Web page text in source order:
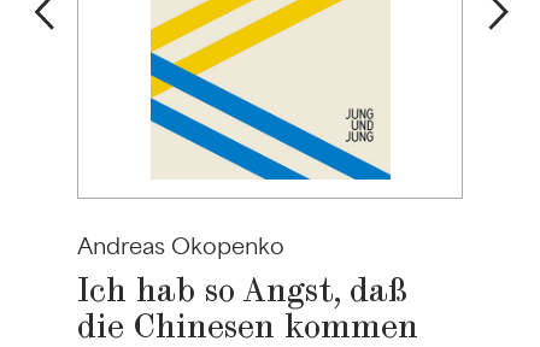
Andreas Okopenko
Ich hab so Angst, daß
die Chinesen kommen